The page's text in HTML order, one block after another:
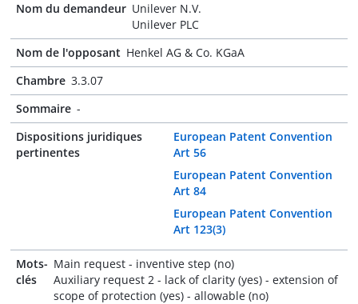
Nom du demandeur Unilever N.V.
Unilever PLC
Nom de l'opposant Henkel AG & Co. KGaA
Chambre 3.3.07
Sommaire -
Dispositions juridiques
pertinentes
European Patent Convention
Art 56
European Patent Convention
Art 84
European Patent Convention
Art 123(3)
Mots-
clés
Main request - inventive step (no)
Auxiliary request 2 - lack of clarity (yes) - extension of
scope of protection (yes) - allowable (no)